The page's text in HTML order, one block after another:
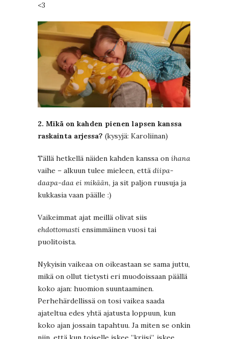
<3
2. Mikä on kahden pienen lapsen kanssa
raskainta arjessa? (kysyjä: Karoliinan)
Tällä hetkellä näiden kahden kanssa on ihana
vaihe – alkuun tulee mieleen, että diipa-
daapa-daa ei mikään, ja sit paljon ruusuja ja
kukkasia vaan päälle :)
Vaikeimmat ajat meillä olivat siis
ehdottomasti ensimmäinen vuosi tai
puolitoista.
Nykyisin vaikeaa on oikeastaan se sama juttu,
mikä on ollut tietysti eri muodoissaan päällä
koko ajan: huomion suuntaaminen.
Perhehärdellissä on tosi vaikea saada
ajateltua edes yhtä ajatusta loppuun, kun
koko ajan jossain tapahtuu. Ja miten se onkin